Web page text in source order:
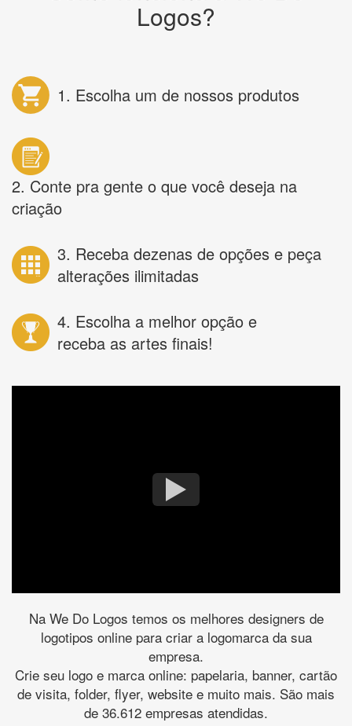
Logos?
1. Escolha um de nossos produtos
2. Conte pra gente o que você deseja na
criação
3. Receba dezenas de opções e peça
alterações ilimitadas
4. Escolha a melhor opção e
receba as artes finais!
Na We Do Logos temos os melhores designers de
logotipos online para criar a logomarca da sua
empresa.
Crie seu logo e marca online: papelaria, banner, cartão
de visita, folder, flyer, website e muito mais. São mais
de 36.612 empresas atendidas.